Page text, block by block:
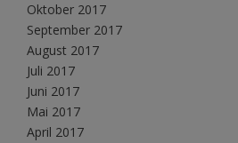
Oktober 2017
September 2017
August 2017
Juli 2017
Juni 2017
Mai 2017
April 2017